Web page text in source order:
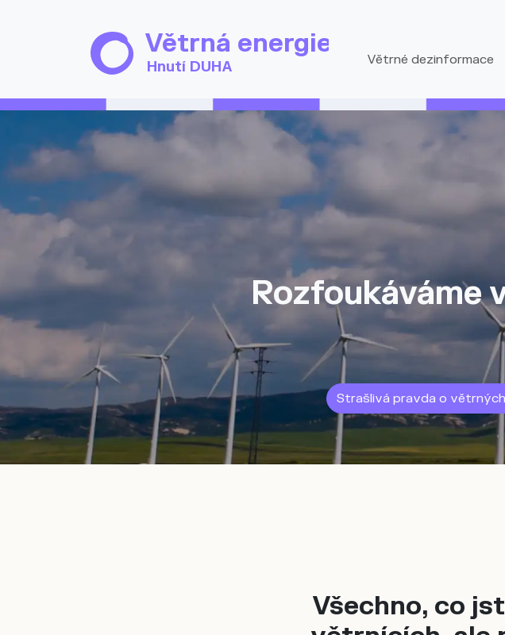
Větrná energie
Hnutí DUHA Větrné dezinformace
Rozfoukáváme
Strašlivá pravda o
Všechno, co